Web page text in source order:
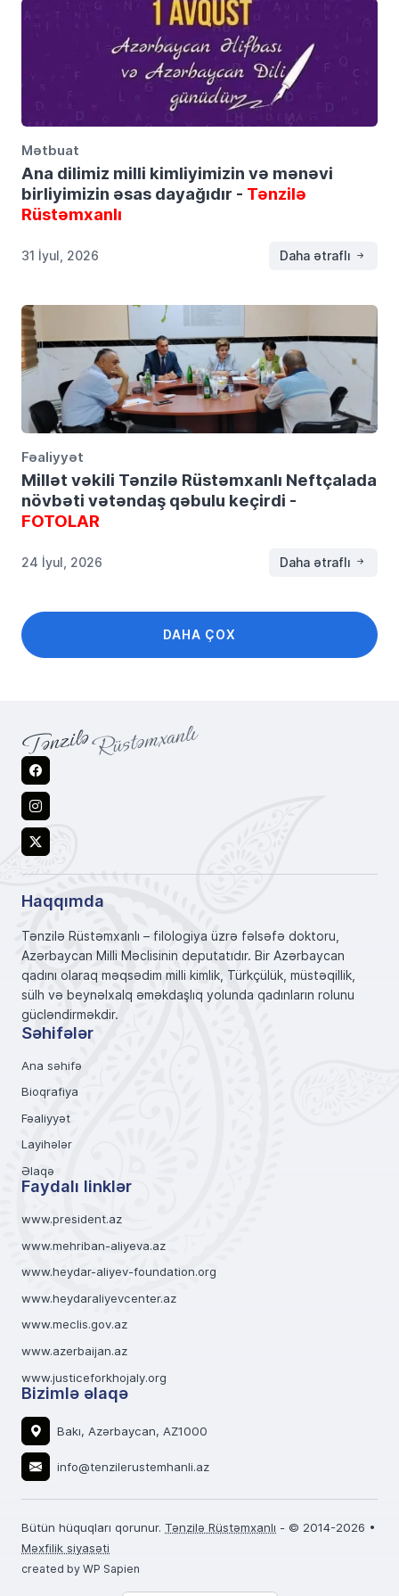
Mətbuat
Ana dilimiz milli kimliyimizin və mənəvi
birliyimizin əsas dayağıdır - Tənzilə
Rüstəmxanlı
31 İyul, 2026 Daha ətraflı
Fəaliyyət
Millət vəkili Tənzilə Rüstəmxanlı Neftçalada
növbəti vətəndaş qəbulu keçirdi -
FOTOLAR
24 İyul, 2026 Daha ətraflı
DAHA ÇOX
Facebook
Instagram
X
Haqqımda
Tənzilə Rüstəmxanlı – filologiya üzrə fəlsəfə doktoru,
Azərbaycan Milli Məclisinin deputatıdır. Bir Azərbaycan
qadını olaraq məqsədim milli kimlik, Türkçülük, müstəqillik,
sülh və beynəlxalq əməkdaşlıq yolunda qadınların rolunu
gücləndirməkdir.
Səhifələr
Ana səhifə
Bioqrafiya
Fəaliyyət
Layihələr
Əlaqə
Faydalı linklər
www.president.az
www.mehriban-aliyeva.az
www.heydar-aliyev-foundation.org
www.heydaraliyevcenter.az
www.meclis.gov.az
www.azerbaijan.az
www.justiceforkhojaly.org
Bizimlə əlaqə
Bakı, Azərbaycan, AZ1000
info@tenzilerustemhanli.az
Bütün hüquqları qorunur. Tənzilə Rüstəmxanlı - © 2014-2026 •
Məxfilik siyasəti
created by WP Sapien